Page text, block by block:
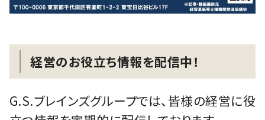
経営のお役立ち情報を配信中！
G.S.ブレインズグループでは、皆様の経営に役